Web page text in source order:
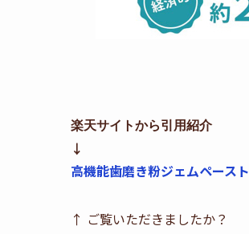
楽天サイトから引用紹介
↓
高機能歯磨き粉ジェムペースト
↑ ご覧いただきましたか？